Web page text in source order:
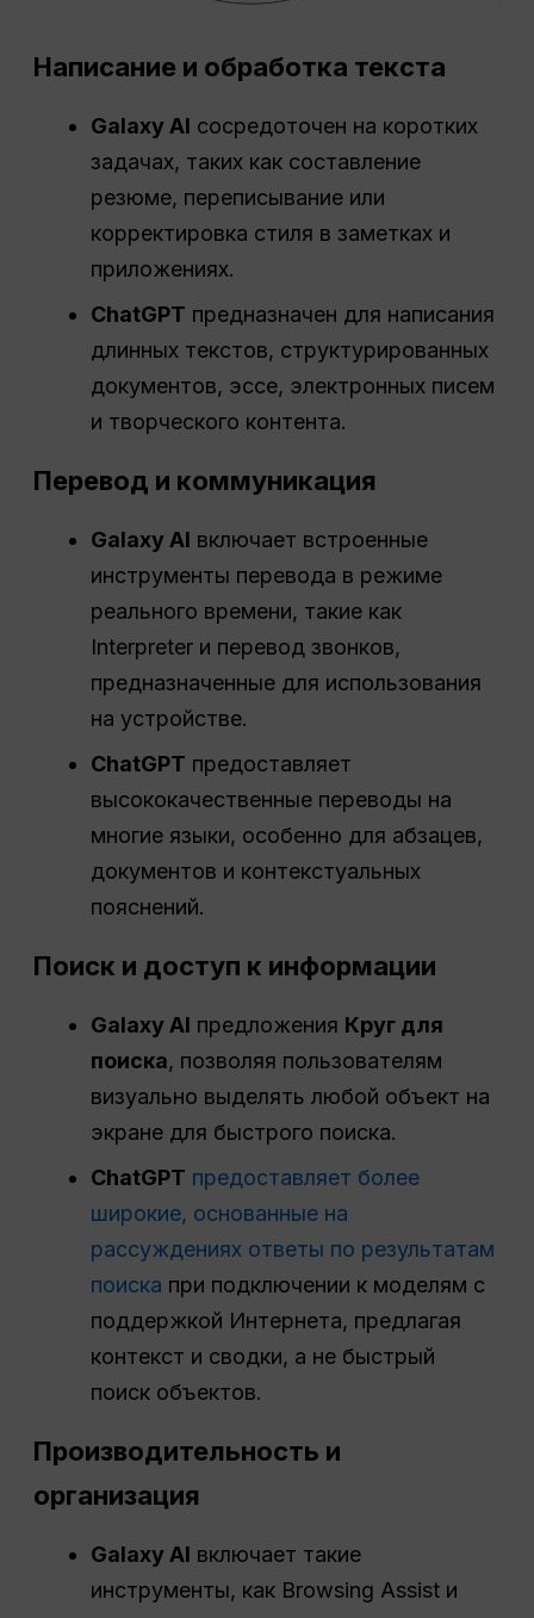
Написание и обработка текста
Galaxy AI сосредоточен на коротких
задачах, таких как составление
резюме, переписывание или
корректировка стиля в заметках и
приложениях.
ChatGPT предназначен для написания
длинных текстов, структурированных
документов, эссе, электронных писем
и творческого контента.
Перевод и коммуникация
Galaxy AI включает встроенные
инструменты перевода в режиме
реального времени, такие как
Interpreter и перевод звонков,
предназначенные для использования
на устройстве.
ChatGPT предоставляет
высококачественные переводы на
многие языки, особенно для абзацев,
документов и контекстуальных
пояснений.
Поиск и доступ к информации
Galaxy AI предложения Круг для
поиска, позволяя пользователям
визуально выделять любой объект на
экране для быстрого поиска.
ChatGPT предоставляет более
широкие, основанные на
рассуждениях ответы по результатам
поиска при подключении к моделям с
поддержкой Интернета, предлагая
контекст и сводки, а не быстрый
поиск объектов.
Производительность и
организация
Galaxy AI включает такие
инструменты, как Browsing Assist и